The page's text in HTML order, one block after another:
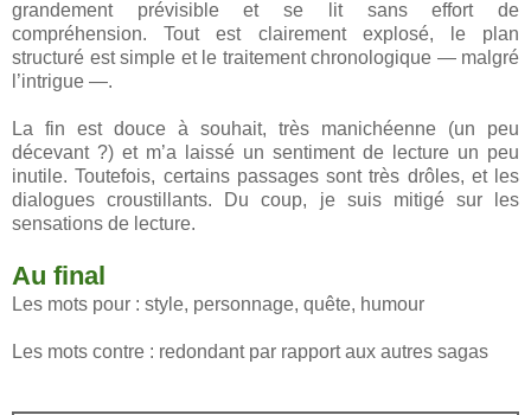
grandement prévisible et se lit sans effort de
compréhension. Tout est clairement explosé, le plan
structuré est simple et le traitement chronologique — malgré
l’intrigue —.
La fin est douce à souhait, très manichéenne (un peu
décevant ?) et m’a laissé un sentiment de lecture un peu
inutile. Toutefois, certains passages sont très drôles, et les
dialogues croustillants. Du coup, je suis mitigé sur les
sensations de lecture.
Au final
Les mots pour : style, personnage, quête, humour
Les mots contre : redondant par rapport aux autres sagas